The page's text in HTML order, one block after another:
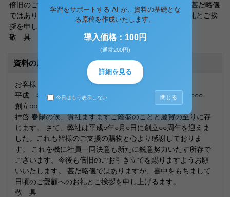
倍旧のごお引き立てを賜りますようお願いいたします。 甚だ略儀
ではありますが、書中をもちまして日頃のご愛顧へのお礼とご挨
拶を申し上げるます。
敬 具
資料の原本内容
お客様 各位
平成 年 月 日 株式会社 ○○○○ 代表取締役社長 ○○○○
創立○○周年のご挨拶
拝啓 春陽の候、貴社ますますご隆盛のことと慶賀の至りに存
じます。 さて、弊社は平成○年○月○日に創立○○周年を迎えま
した。これも皆様のご支援の賜物と心より感謝しておりま
す。 これを機に社員一同決意も新たに鋭意努力いたす所存で
ございます。今後も倍旧のごお引き立てを賜りますようお願
いいたします。 甚だ略儀ではありますが、書中をもちまして
日頃のご愛顧へのお礼とご挨拶を申し上げるます。
敬 具
学習をサポートする AI が、資料の基礎とな
る原稿を作成いたします。
導入価格：100円
(通常200円)
詳細を見る
今日はもう表示しない 閉じる